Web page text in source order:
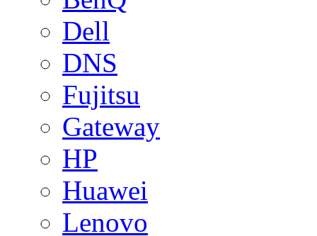
Dell
DNS
Fujitsu
Gateway
HP
Huawei
Lenovo